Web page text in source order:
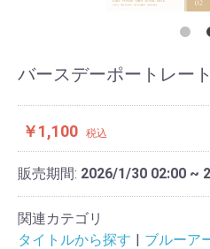
バースデーポートレー
￥1,100 税込
販売期間: 2026/1/30 02:00 ~
関連カテゴリ
タイトルから探す
ブルーア